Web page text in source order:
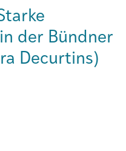
der Bündner
Decurtins)